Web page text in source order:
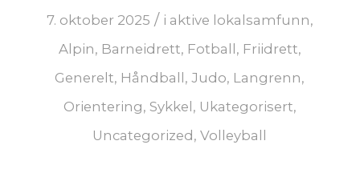
7. oktober 2025 / i aktive lokalsamfunn,
Alpin, Barneidrett, Fotball , Friidrett,
Generelt, Håndball ,Judo, Langrenn,
Orientering, Sykkel , Ukategorisert,
Uncategorized ,Volleyball